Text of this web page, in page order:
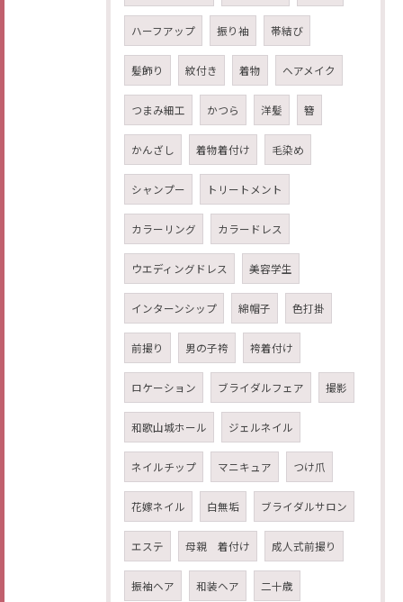
ハーフアップ 振り袖 帯結び
髪飾り 紋付き 着物 ヘアメイク
つまみ細工 かつら 洋髪 簪
かんざし 着物着付け 毛染め
シャンプー トリートメント
カラーリング カラードレス
ウエディングドレス 美容学生
インターンシップ 綿帽子 色打掛
前撮り 男の子袴 袴着付け
ロケーション ブライダルフェア 撮影
和歌山城ホール ジェルネイル
ネイルチップ マニキュア つけ爪
花嫁ネイル 白無垢 ブライダルサロン
エステ 母親 着付け 成人式前撮り
振袖ヘア 和装ヘア 二十歳